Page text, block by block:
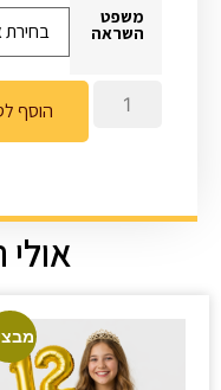
משפט
השראה
הוסף